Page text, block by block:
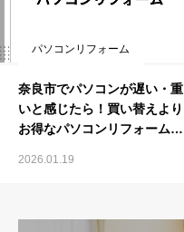
パソコンリフォーム
奈良市でパソコンが遅い・重
いと感じたら！買い替えより
お得なパソコンリフォームで
2026.01.19